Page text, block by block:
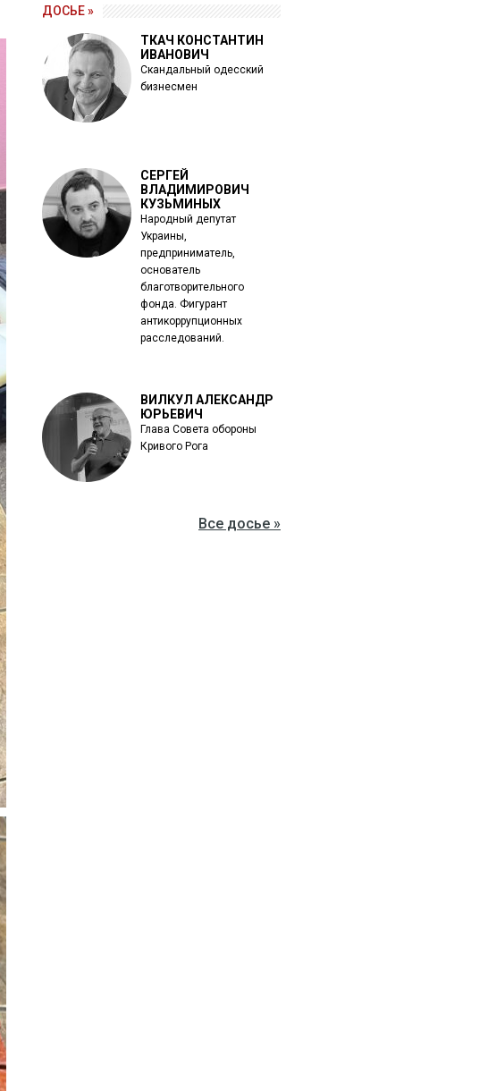
ДОСЬЕ »
ТКАЧ КОНСТАНТИН
ИВАНОВИЧ
Скандальный одесский
бизнесмен
СЕРГЕЙ
ВЛАДИМИРОВИЧ
КУЗЬМИНЫХ
Народный депутат
Украины,
предприниматель,
основатель
благотворительного
фонда. Фигурант
антикоррупционных
расследований.
ВИЛКУЛ АЛЕКСАНДР
ЮРЬЕВИЧ
Глава Совета обороны
Кривого Рога
Все досье »